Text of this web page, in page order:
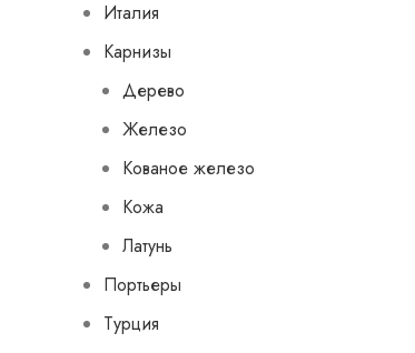
Италия
Карнизы
Дерево
Железо
Кованое железо
Кожа
Латунь
Портьеры
Турция